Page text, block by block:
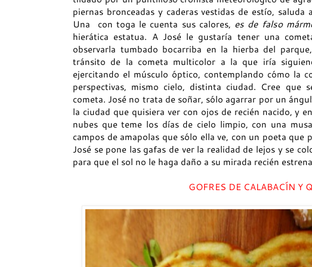
piernas bronceadas y caderas vestidas de estío,
Una
con toga le cuenta sus calores, es de falso
hierática estatua. A José le gustaría tener una
observarla tumbado bocarriba en la hierba del
tránsito de la cometa multicolor a la que iría
ejercitando el músculo óptico, contemplando cómo la
perspectivas, mismo cielo, distinta ciudad. Cree que
cometa. José no trata de soñar, sólo agarrar por un
la ciudad que quisiera ver con ojos de recién nacido, y
nubes que teme los días de cielo limpio, con una
campos de amapolas que sólo ella ve, con un poeta
José se pone las gafas de ver la realidad de lejos y se
para que el sol no le haga daño a su mirada recién
GOFRES DE CALABACÍN Y